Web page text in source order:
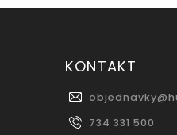
KONTAKT
objednavky@
734 331 500